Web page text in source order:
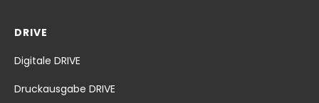
DRIVE
Digitale DRIVE
Druckausgabe DRIVE